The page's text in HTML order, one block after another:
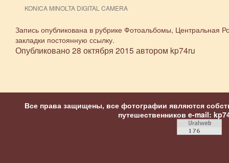
KONICA MINOLTA DIGITAL CAMERA
Запись опубликована в рубрике Фотоальбомы, Центральная
закладки постоянную ссылку.
Опубликовано28 октября 2015 автором kp74ru
Все права защищены, все фотографии являются
путешественников e-mail: